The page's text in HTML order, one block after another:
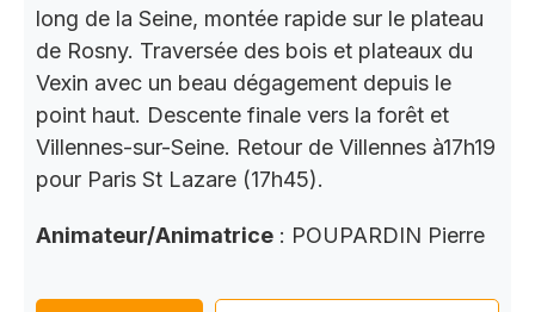
long de la Seine, montée rapide sur le plateau
de Rosny. Traversée des bois et plateaux du
Vexin avec un beau dégagement depuis le
point haut. Descente finale vers la forêt et
Villennes-sur-Seine. Retour de Villennes à17h19
pour Paris St Lazare (17h45).
Animateur/Animatrice : POUPARDIN Pierre